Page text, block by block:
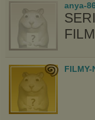
anya-
FILMY-